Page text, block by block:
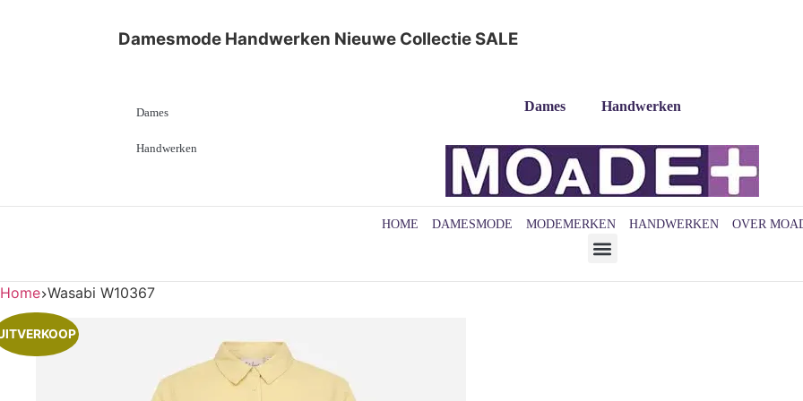
Damesmode Handwerken Nieuwe Collectie SALE
Dames Handwerken
Dames
Handwerken
HOME DAMESMODE MODEMERKEN HANDWERKEN OVER
Home Wasabi W10367